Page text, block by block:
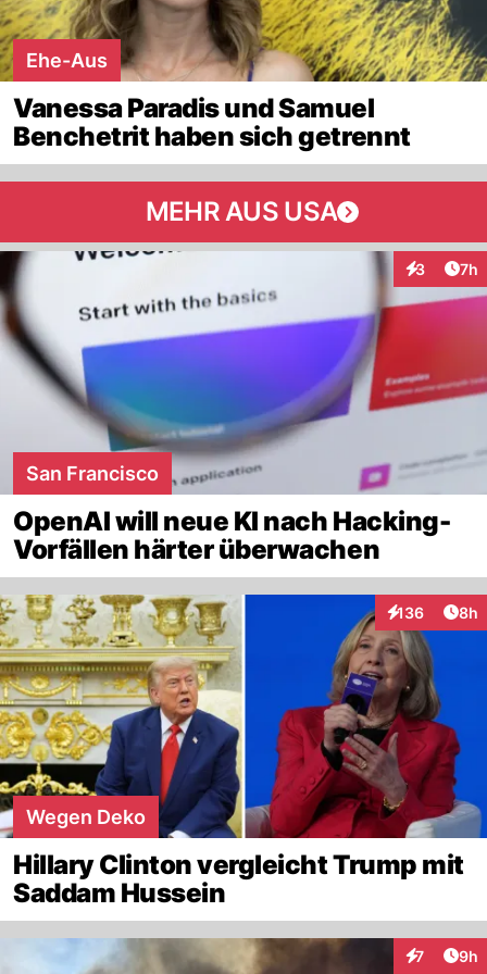
Ehe-Aus
Vanessa Paradis und Samuel
Benchetrit haben sich getrennt
MEHR AUS USA
3 7h
San Francisco
OpenAI will neue KI nach Hacking-
Vorfällen härter überwachen
136
Interaktionen
8h
Wegen Deko
Hillary Clinton vergleicht Trump mit
Saddam Hussein
7 9h